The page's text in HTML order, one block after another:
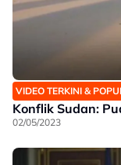
VIDEO TERKINI &
Konflik Sudan:
02/05/2023